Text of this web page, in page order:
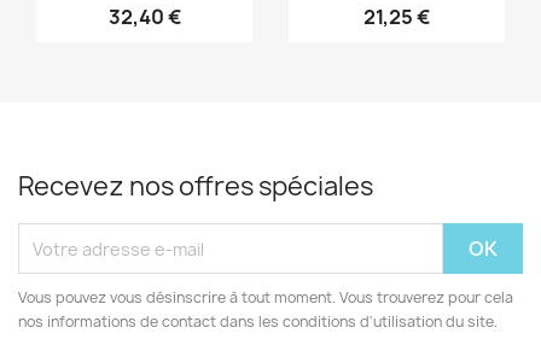
32,40 € 21,25 €
Recevez nos offres spéciales
Vous pouvez vous désinscrire à tout moment. Vous trouverez pour cela
nos informations de contact dans les conditions d'utilisation du site.